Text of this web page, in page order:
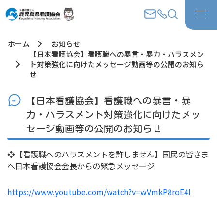
ホーム
お知らせ
【日本看護協会】看護職への暴言・暴力・ハラスメン
ト対策強化に向けたメッセージ動画等の公開のお知ら
せ
【日本看護協会】看護職への暴言・暴
力・ハラスメント対策強化に向けたメッ
セージ動画等の公開のお知らせ
❖【看護職へのハラスメントを許しません】国民の皆さま
へ日本看護協会会長からの緊急メッセージ
https://www.youtube.com/watch?v=wVmkP8roE4I